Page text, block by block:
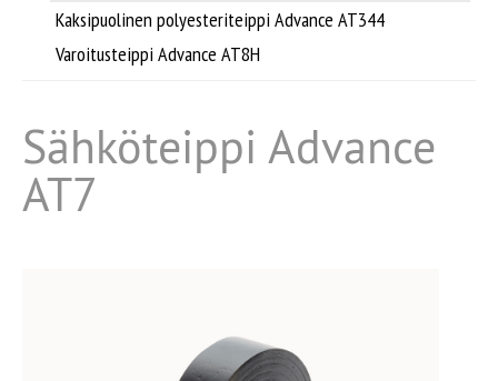
Tarvikkeet
Kaksipuolinen polyesteriteippi Advance AT344
Varoitusteippi Advance AT8H
Sähköteippi Advance
AT7